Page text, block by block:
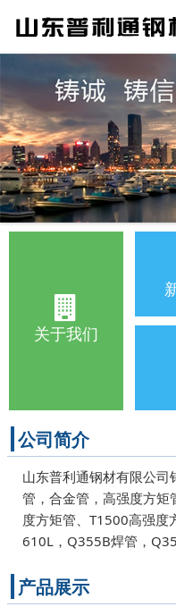
关于我们
公司简介
山东普利通钢材有限公
管，合金管，高强度方
度方矩管、T1500高强度
610L，Q355B焊管，
产品展示